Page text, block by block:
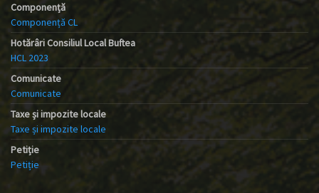
Componență
Componență CL
Hotărâri Consiliul Local Buftea
HCL 2023
Comunicate
Comunicate
Taxe și impozite locale
Taxe și impozite locale
Petiție
Petiție